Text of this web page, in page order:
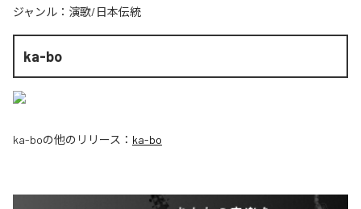
ジャンル： 演歌/日本伝統
ka-bo
ka-boの他のリリース： ka-bo